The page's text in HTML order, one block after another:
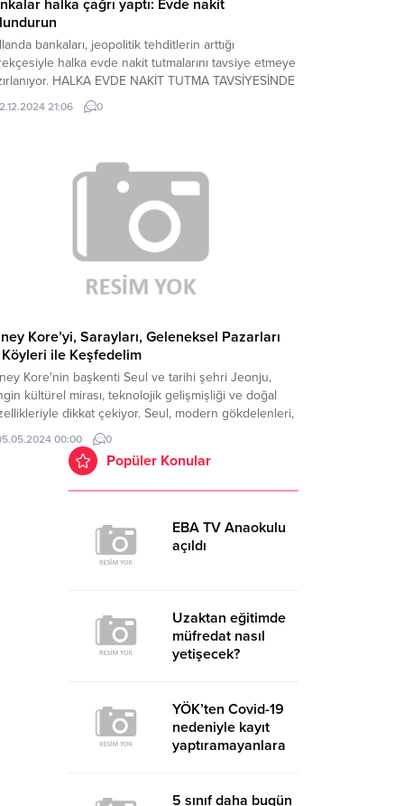
halka çağrı yaptı: Evde nakit
bankaları, jeopolitik tehditlerin arttığı
halka evde nakit tutmalarını tavsiye etmeye
HALKA EVDE NAKİT TUTMA TAVSİYESİNDE
Yerel basında yer alan habere göre,
Bankalar Birliği noel tatili dönemi sonrasında
olası sorunları görüşecek. Toplantının...
21:06 0
Kore’yi, Sarayları, Geleneksel Pazarları
ile Keşfedelim
Kore'nin başkenti Seul ve tarihi şehri Jeonju,
kültürel mirası, teknolojik gelişmişliği ve doğal
dikkat çekiyor. Seul, modern gökdelenleri,
teknolojisi, alışveriş merkezleri ve tarihi
ile turistlerin ilgisini çekiyor. Ayrıca, UNESCO
Mirası Listesi'ndeki Changdeokgung Sarayı ve
00:00 0
Popüler Konular
EBA TV Anaokulu
açıldı
Uzaktan eğitimde
müfredat nasıl
yetişecek?
YÖK’ten Covid-19
nedeniyle kayıt
yaptıramayanlara
5 sınıf daha bugün